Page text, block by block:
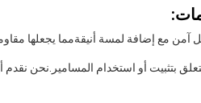
آمن مع إضافة لمسة أنيقةمما يجعلها
بتثبيت أو استخدام المسامير.نحن نقدم